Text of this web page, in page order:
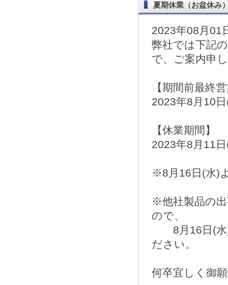
夏期休業（お盆休み
2023年08月01
弊社では下記
で、ご案内申
【期間前最終
2023年8月10
【休業期間】
2023年8月11
※8月16日(水)
※他社製品の
ので、
8月16日(水)
ださい。
何卒宜しく御